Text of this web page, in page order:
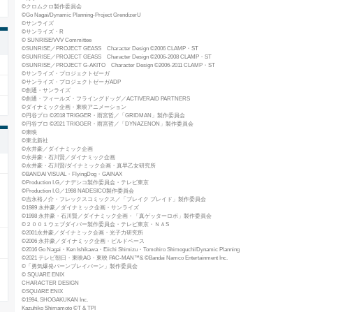
©クロムクロ製作委員会
©Go Nagai/Dynamic Planning-Project GrendizerU
©サンライズ
©サンライズ・R
© SUNRISE/VVV Committee
©SUNRISE／PROJECT GEASS Character Design ©2006 CLAMP・ST
©SUNRISE／PROJECT GEASS Character Design ©2006-2008 CLAMP・ST
©SUNRISE／PROJECT G-AKITO Character Design ©2006-2011 CLAMP・ST
©サンライズ・プロジェクトゼーガ
©サンライズ・プロジェクトゼーガADP
©創通・サンライズ
©創通・フィールズ・フライングドッグ／ACTIVERAID PARTNERS
©ダイナミック企画・東映アニメーション
©円谷プロ ©2018 TRIGGER・雨宮哲／「GRIDMAN」製作委員会
©円谷プロ ©2021 TRIGGER・雨宮哲／「DYNAZENON」製作委員会
©東映
©東北新社
©永井豪／ダイナミック企画
©永井豪・石川賢／ダイナミック企画
©永井豪・石川賢/ダイナミック企画・真早乙女研究所
©BANDAI VISUAL・FlyingDog・GAINAX
©Production I.G／ナデシコ製作委員会・テレビ東京
©Production I.G／1998 NADESICO製作委員会
©吉永裕ノ介・フレックスコミックス／「ブレイク ブレイド」製作委員会
©1989 永井豪／ダイナミック企画・サンライズ
©1998 永井豪・石川賢／ダイナミック企画・「真ゲッターロボ」製作委員会
©２００１ウェブダイバー製作委員会・テレビ東京・ＮＡS
©2001永井豪／ダイナミック企画・光子力研究所
©2006 永井豪／ダイナミック企画・ビルドベース
©2016 Go Nagai・Ken Ishikawa・Eiichi Shimizu・Tomohiro Shimoguchi/Dynamic Planning
©2021 テレビ朝日・東映AG・東映 PAC-MAN™& ©Bandai Namco Entertainment Inc.
©「勇気爆発バーンブレイバーン」製作委員会
© SQUARE ENIX
CHARACTER DESIGN
©SQUARE ENIX
©1994, SHOGAKUKAN Inc.
Kazuhiko Shimamoto ©T & TPI